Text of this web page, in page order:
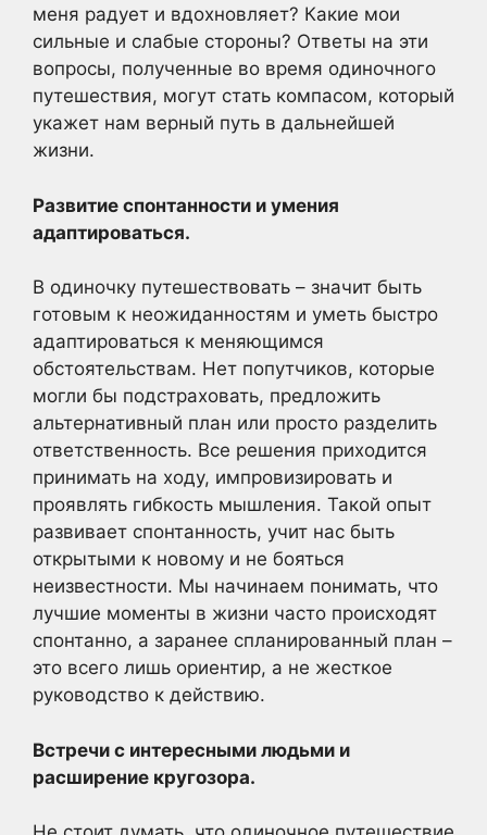
меня радует и вдохновляет? Какие мои
сильные и слабые стороны? Ответы на эти
вопросы, полученные во время одиночного
путешествия, могут стать компасом, который
укажет нам верный путь в дальнейшей
жизни.
Развитие спонтанности и умения
адаптироваться.
В одиночку путешествовать – значит быть
готовым к неожиданностям и уметь быстро
адаптироваться к меняющимся
обстоятельствам. Нет попутчиков, которые
могли бы подстраховать, предложить
альтернативный план или просто разделить
ответственность. Все решения приходится
принимать на ходу, импровизировать и
проявлять гибкость мышления. Такой опыт
развивает спонтанность, учит нас быть
открытыми к новому и не бояться
неизвестности. Мы начинаем понимать, что
лучшие моменты в жизни часто происходят
спонтанно, а заранее спланированный план –
это всего лишь ориентир, а не жесткое
руководство к действию.
Встречи с интересными людьми и
расширение кругозора.